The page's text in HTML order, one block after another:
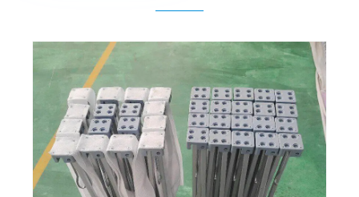
पॉप अप वॉल बैनर
और देखें >>